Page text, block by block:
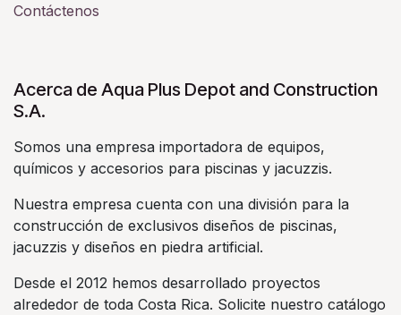
Contáctenos
Acerca de Aqua Plus Depot and Construction
S.A.
Somos una empresa importadora de equipos,
químicos y accesorios para piscinas y jacuzzis.
Nuestra empresa cuenta con una división para la
construcción de exclusivos diseños de piscinas,
jacuzzis y diseños en piedra artificial.
Desde el 2012 hemos desarrollado proyectos
alrededor de toda Costa Rica. Solicite nuestro catálogo